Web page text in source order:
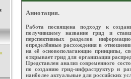
Аннотация.
Работа посвящена подходу к
получившему название грид и
перспективных разделов
определённые расхождения в
на её основополагающие принципы,
открывает грид для организации
Представлен анализ современного
по созданию грид-инфраструктур и
наиболее актуальные для российских